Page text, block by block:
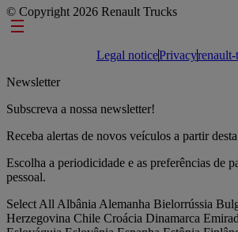
© Copyright 2026 Renault Trucks
Footer links
Legal noticePrivacy
Newsletter
Subscreva a nossa newsletter!
Receba alertas de novos veículos a partir
Escolha a periodicidade e as preferências de
pessoal.
Select All Albânia Alemanha Bielorrússia
Herzegovina Chile Croácia Dinamarca